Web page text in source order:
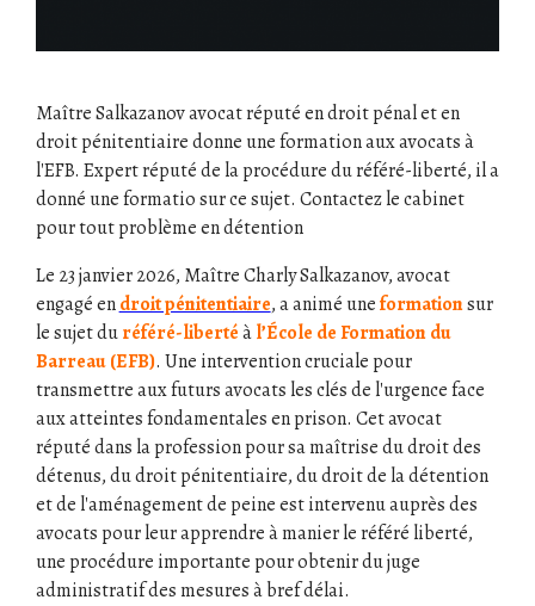
Maître Salkazanov avocat réputé en droit pénal et en
droit pénitentiaire donne une formation aux avocats à
l'EFB. Expert réputé de la procédure du référé-liberté, il a
donné une formatio sur ce sujet. Contactez le cabinet
pour tout problème en détention
Le 23 janvier 2026, Maître Charly Salkazanov, avocat
engagé endroit pénitentiaire, a animé uneformationsur
le sujet duréféré-libertéàl’École de Formation du
Barreau (EFB). Une intervention cruciale pour
transmettre aux futurs avocats les clés de l'urgence face
aux atteintes fondamentales en prison. Cet avocat
réputé dans la profession pour sa maîtrise du droit des
détenus, du droit pénitentiaire, du droit de la détention
et de l'aménagement de peine est intervenu auprès des
avocats pour leur apprendre à manier le référé liberté,
une procédure importante pour obtenir du juge
administratif des mesures à bref délai.